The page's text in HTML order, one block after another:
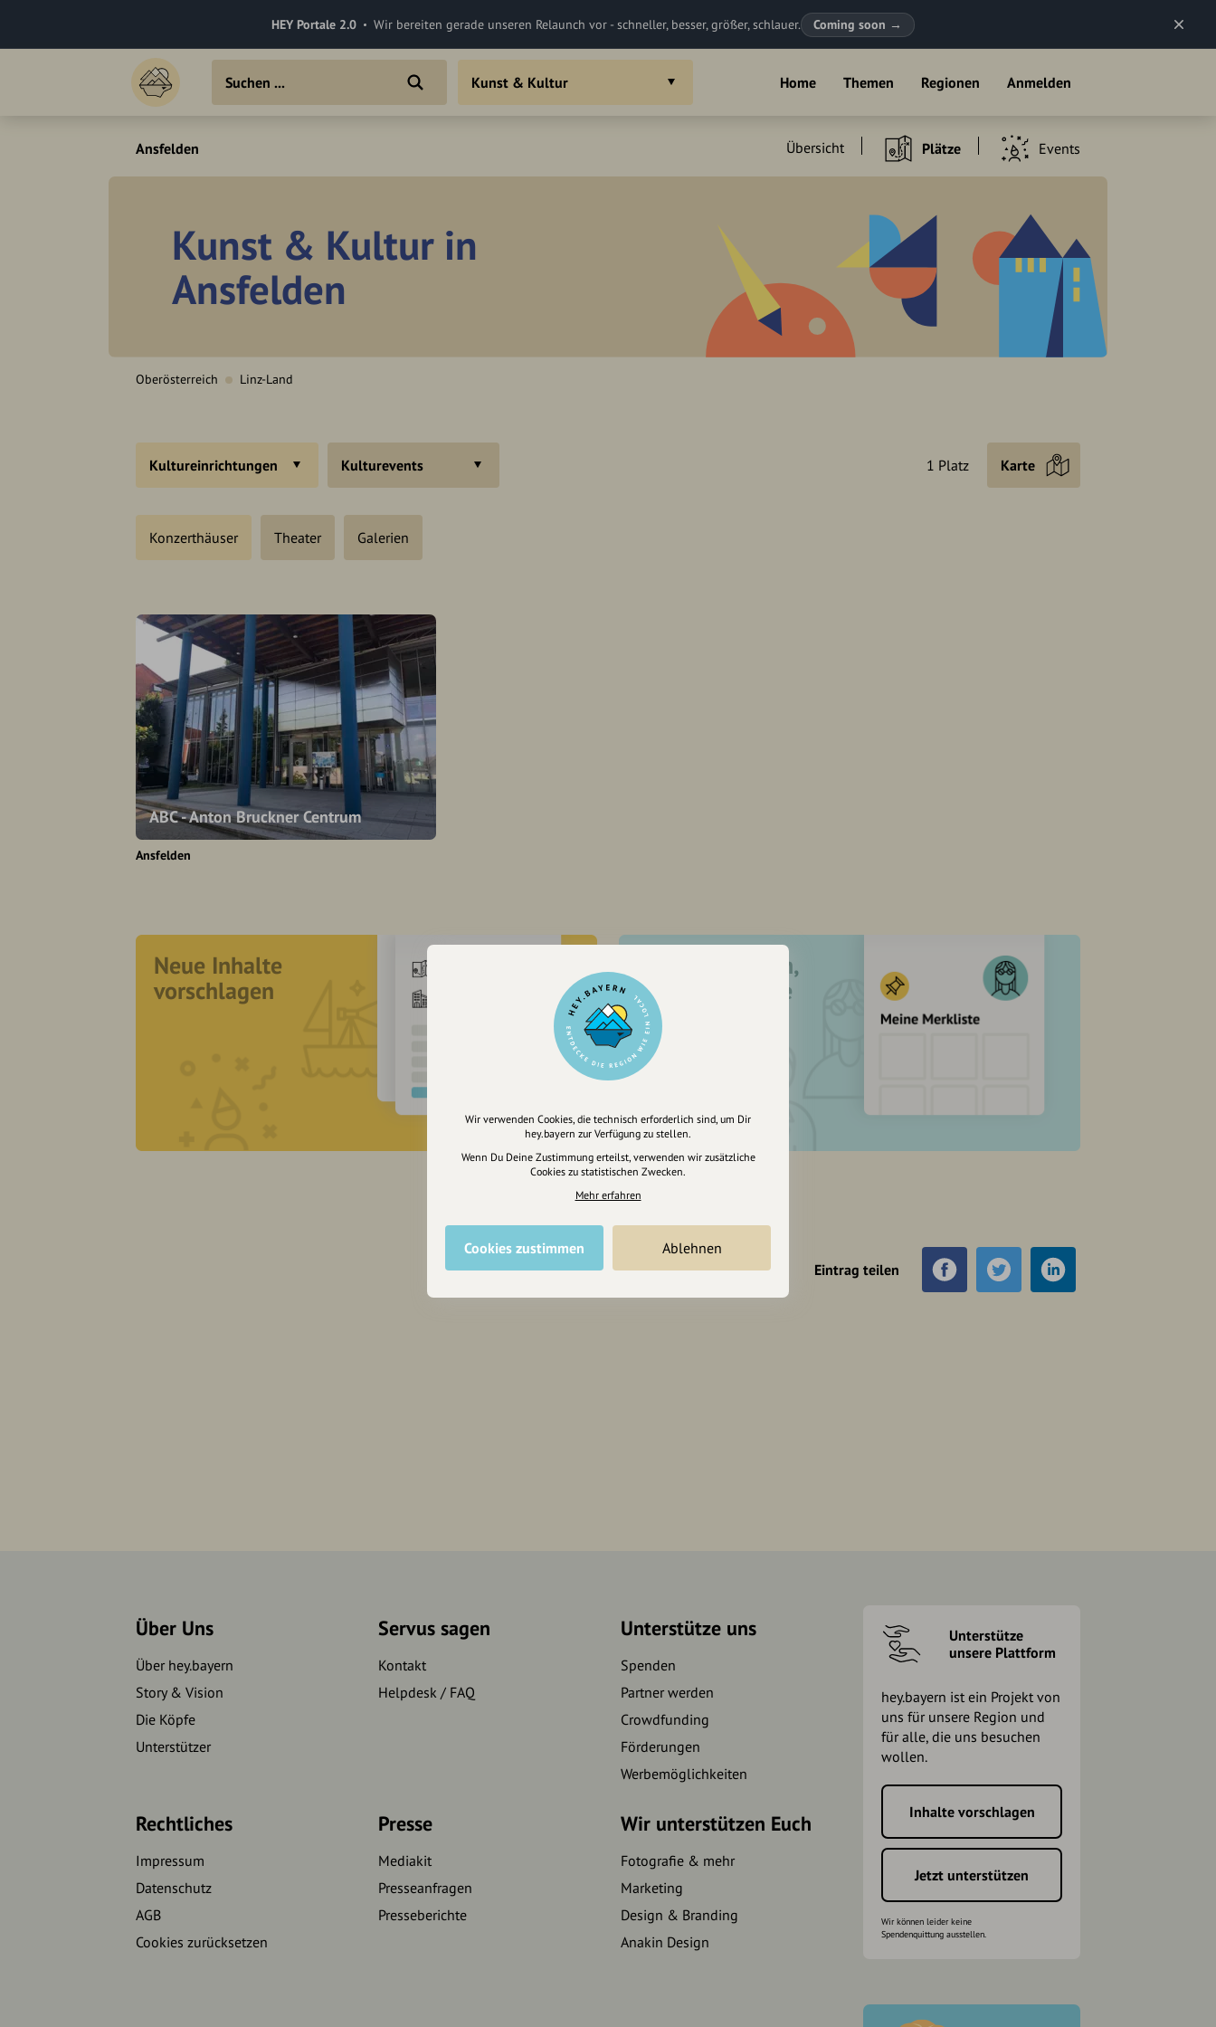
HEY Portale 2.0 Wir bereiten gerade unseren Relaunch vor - schneller, besser, größer, schlauer. Coming soon →
Home Themen Regionen Anmelden
Kunst & Kultur
Ansfelden Übersicht Plätze Events
Kunst & Kultur in
Ansfelden
Oberösterreich Linz-Land
Kultureinrichtungen Kulturevents
Konzerthäuser Theater Galerien
1 Platz Karte
ABC - Anton Bruckner Centrum
Ansfelden
Neue Inhalte
vorschlagen
Registriere dich,
um dir Einträge
zu merken
Eintrag teilen
Über Uns
Über hey.bayern
Story & Vision
Die Köpfe
Unterstützer
Servus sagen
Kontakt
Helpdesk / FAQ
Unterstütze uns
Spenden
Partner werden
Crowdfunding
Förderungen
Werbemöglichkeiten
Rechtliches
Impressum
Datenschutz
AGB
Cookies zurücksetzen
Presse
Mediakit
Presseanfragen
Presseberichte
Wir unterstützen Euch
Fotografie & mehr
Marketing
Design & Branding
Anakin Design
Unterstütze
unsere Plattform
hey.bayern ist ein Projekt von
uns für unsere Region und
für alle, die uns besuchen
wollen.
Inhalte vorschlagen
Jetzt unterstützen
Wir können leider keine
Spendenquittung ausstellen.
Wir verwenden Cookies, die technisch erforderlich sind, um Dir
hey.bayern zur Verfügung zu stellen.
Wenn Du Deine Zustimmung erteilst, verwenden wir zusätzliche
Cookies zu statistischen Zwecken.
Mehr erfahren
Cookies zustimmen Ablehnen